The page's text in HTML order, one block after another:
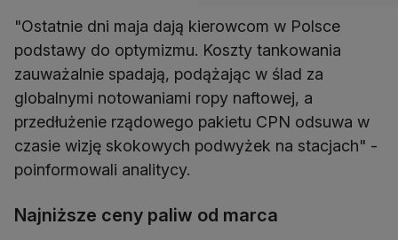
"Ostatnie dni maja dają kierowcom w Polsce
podstawy do optymizmu. Koszty tankowania
zauważalnie spadają, podążając w ślad za
globalnymi notowaniami ropy naftowej, a
przedłużenie rządowego pakietu CPN odsuwa w
czasie wizję skokowych podwyżek na stacjach" -
poinformowali analitycy.
Najniższe ceny paliw od marca